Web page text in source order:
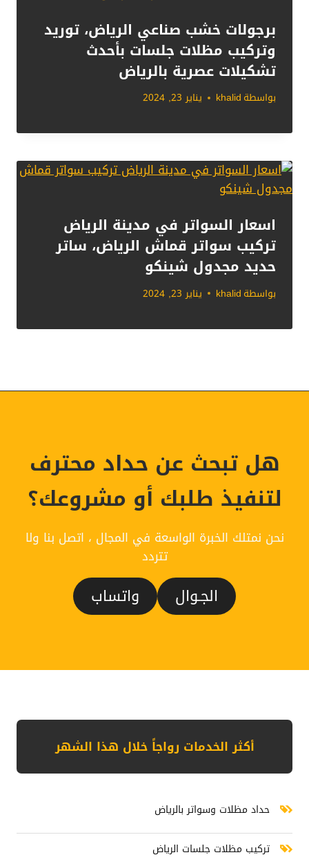
برجولات خشب صناعي الرياض، توريد
وتركيب مظلات جلسات بأحدث
تشكيلات عصرية بالرياض
بواسطة khalid يناير 23, 2024
اسعار السواتر في مدينة الرياض
تركيب سواتر قماش الرياض، ساتر
حديد مجدول شينكو
بواسطة khalid يناير 23, 2024
هل تبحث عن حداد محترف
لتنفيذ طلبك أو مشروعك؟
نحن نمتلك الخبرة الواسعة في المجال ، اتصل بنا ولا
تتردد
الجـوال واتساب
أكثر الخدمات رواجاً خلال هذا الشهر
حداد مظلات وسواتر بالرياض
تركيب مظلات جلسات الرياض